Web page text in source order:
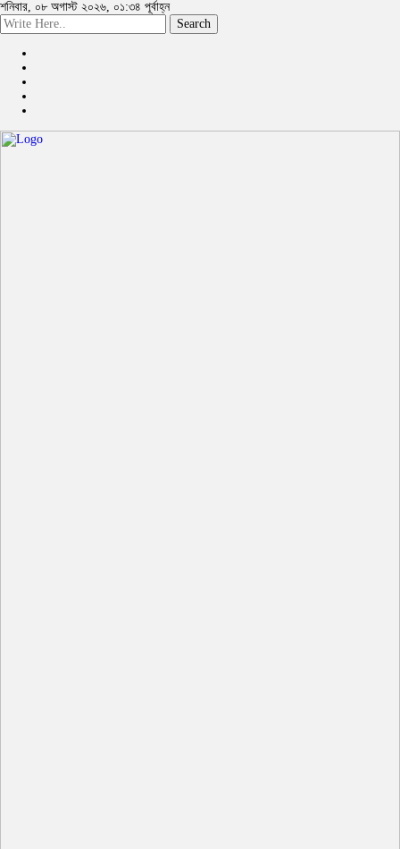
শনিবার, ০৮ অগাস্ট ২০২৬, ০১:৩৪ পূর্বাহ্ন
Search